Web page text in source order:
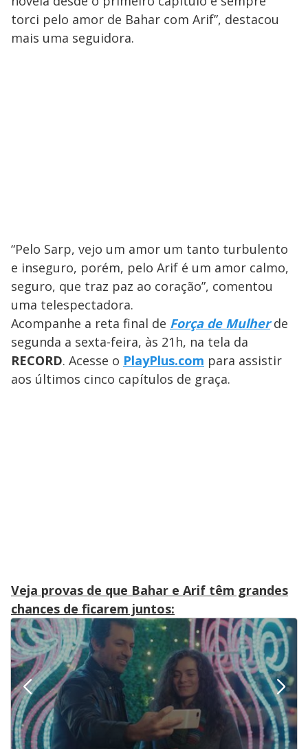
torci pelo amor de Bahar com Arif”, destacou
mais uma seguidora.
“Pelo Sarp, vejo um amor um tanto turbulento
e inseguro, porém, pelo Arif é um amor calmo,
seguro, que traz paz ao coração”, comentou
uma telespectadora.
Acompanhe a reta final de Força de Mulherde
segunda a sexta-feira, às 21h, na tela da
RECORD. Acesse o PlayPlus.com para assistir
aos últimos cinco capítulos de graça.
Veja provas de que Bahar e Arif têm grandes
chances de ficarem juntos: